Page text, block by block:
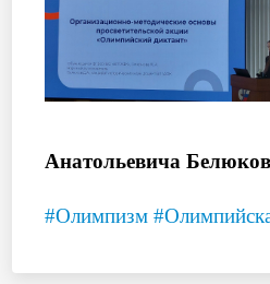
Анатольевича
#Олимпизм